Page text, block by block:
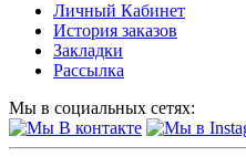
Личный Кабинет
История заказов
Закладки
Рассылка
Мы в социальных сетях: